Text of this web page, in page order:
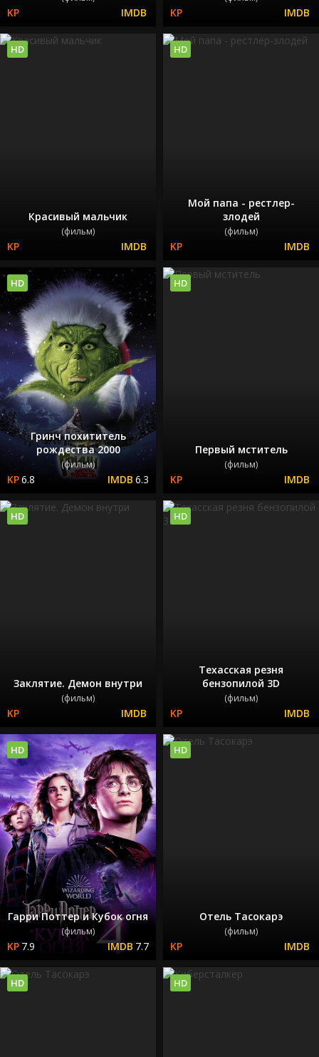
Красивый мальчик
(фильм)
HD
Мой папа - рестлер-
злодей
(фильм)
HD
Гринч похититель
рождества 2000
(фильм)
6.8 6.3
HD
Первый мститель
(фильм)
HD
Заклятие. Демон внутри
(фильм)
HD
Техасская резня
бензопилой 3D
(фильм)
HD
Гарри Поттер и Кубок огня
(фильм)
7.9 7.7
HD
Отель Тасокарэ
(фильм)
HD
HD HD